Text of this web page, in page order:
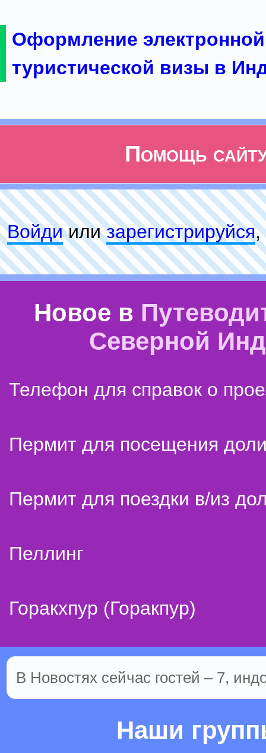
Оформление электронной
туристической визы в
Помощь
Войдиилизарeгиcтpируйся,
Новое в
Северной
Телефон для справок о
Пермит для посещения
Пермит для поездки в/из
Пеллинг
Горакхпур (Горакпур)
В Новостях сейчас гостей – 7,
Наши